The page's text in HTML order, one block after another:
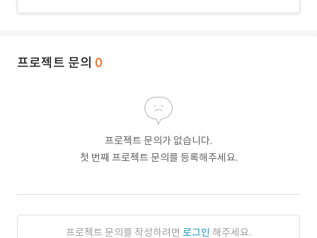
프로젝트 문의 0
프로젝트 문의가 없습니다.
첫 번째 프로젝트 문의를 등록해주세요.
프로젝트 문의를 작성하려면 로그인 해주세요.